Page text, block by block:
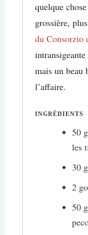
quelque
grossière,
du Consorzio
mais un beau
l’affaire.
INGRÉDIENTS
50
les
30
2
50